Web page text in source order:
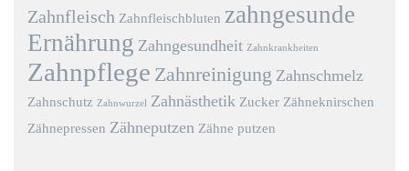
Zahnfleisch Zahnfleischbluten zahngesunde
Ernährung Zahngesundheit Zahnkrankheiten
Zahnpflege Zahnreinigung Zahnschmelz
Zahnschutz Zahnwurzel Zahnästhetik Zucker Zähneknirschen
Zähnepressen Zähneputzen Zähne putzen